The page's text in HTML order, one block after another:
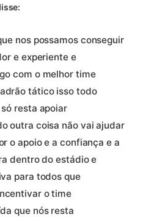
nos possamos conseguir
e experiente e
com o melhor time
tático isso todo
resta apoiar
outra coisa não vai ajudar
o apoio e a confiança e a
dentro do estádio e
para todos que
o time
que nós resta